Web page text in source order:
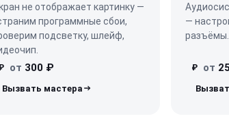
не отображает картинку —
программные сбои,
подсветку, шлейф,
от 300 ₽
—
разъёмы.
₽ от